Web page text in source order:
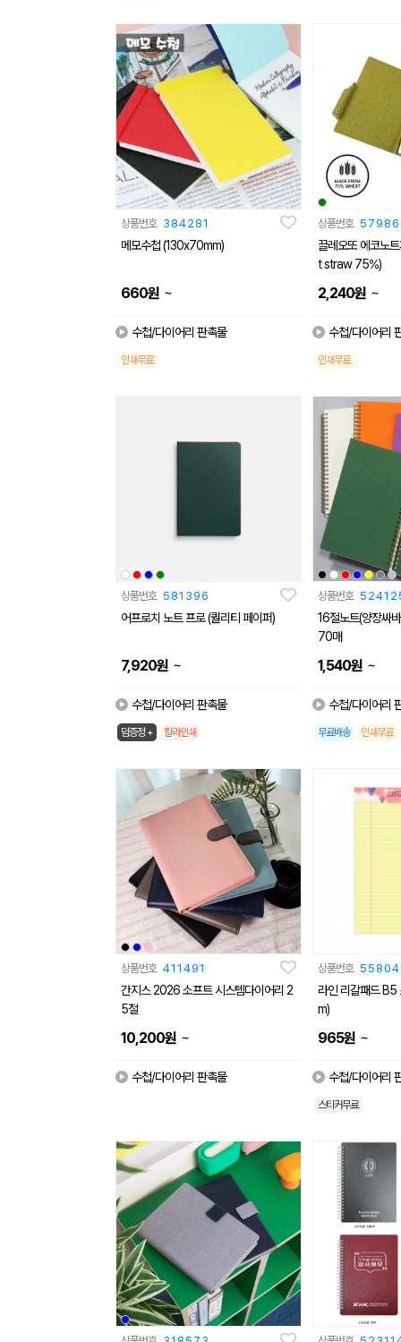
상품번호 384281
메모수첩 (130x70mm)
660원 ~
수첩/다이어리 판촉물
인쇄무료
상품번호
끌레오또 에코노
t straw 75%)
2,240원 ~
수첩/다이어리
인쇄무료
상품번호 581396
어프로치 노트 프로 (퀄리티 페이퍼)
7,920원 ~
수첩/다이어리 판촉물
덤증정 + 칼라인쇄
상품번호
16절노트(양장싸
70매
1,540원 ~
수첩/다이어리
무료배송 인쇄무료
상품번호 411491
간지스 2026 소프트 시스템다이어리 2
5절
10,200원 ~
수첩/다이어리 판촉물
상품번호
라인 리갈패드
m)
965원 ~
수첩/다이어리
스티커무료